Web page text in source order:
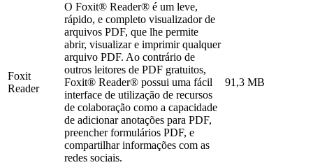
Foxit
Reader
O Foxit® Reader® é um leve,
rápido, e completo visualizador de
arquivos PDF, que lhe permite
abrir, visualizar e imprimir qualquer
arquivo PDF. Ao contrário de
outros leitores de PDF gratuitos,
Foxit® Reader® possui uma fácil
interface de utilização de recursos
de colaboração como a capacidade
de adicionar anotações para PDF,
preencher formulários PDF, e
compartilhar informações com as
redes sociais.
91,3 MB